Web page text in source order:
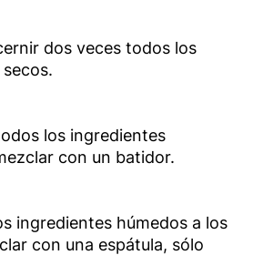
dos veces todos los
los ingredientes
con un batidor.
ingredientes húmedos a los
con una espátula, sólo